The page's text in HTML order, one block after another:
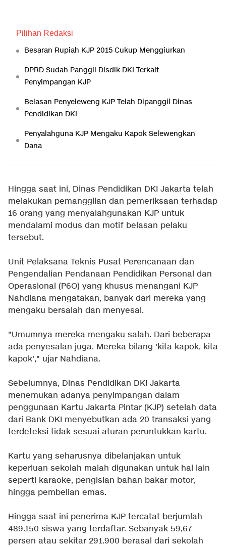
Pilihan Redaksi
Besaran Rupiah KJP 2015 Cukup Menggiurkan
DPRD Sudah Panggil Disdik DKI Terkait
Penyimpangan KJP
Belasan Penyeleweng KJP Telah Dipanggil Dinas
Pendidikan DKI
Penyalahguna KJP Mengaku Kapok Selewengkan
Dana
Hingga saat ini, Dinas Pendidikan DKI Jakarta telah
melakukan pemanggilan dan pemeriksaan terhadap
16 orang yang menyalahgunakan KJP untuk
mendalami modus dan motif belasan pelaku
tersebut.
Unit Pelaksana Teknis Pusat Perencanaan dan
Pengendalian Pendanaan Pendidikan Personal dan
Operasional (P6O) yang khusus menangani KJP
Nahdiana mengatakan, banyak dari mereka yang
mengaku bersalah dan menyesal.
"Umumnya mereka mengaku salah. Dari beberapa
ada penyesalan juga. Mereka bilang 'kita kapok, kita
kapok'," ujar Nahdiana.
Sebelumnya, Dinas Pendidikan DKI Jakarta
menemukan adanya penyimpangan dalam
penggunaan Kartu Jakarta Pintar (KJP) setelah data
dari Bank DKI menyebutkan ada 20 transaksi yang
terdeteksi tidak sesuai aturan peruntukkan kartu.
Kartu yang seharusnya dibelanjakan untuk
keperluan sekolah malah digunakan untuk hal lain
seperti karaoke, pengisian bahan bakar motor,
hingga pembelian emas.
Hingga saat ini penerima KJP tercatat berjumlah
489.150 siswa yang terdaftar. Sebanyak 59,67
persen atau sekitar 291.900 berasal dari sekolah